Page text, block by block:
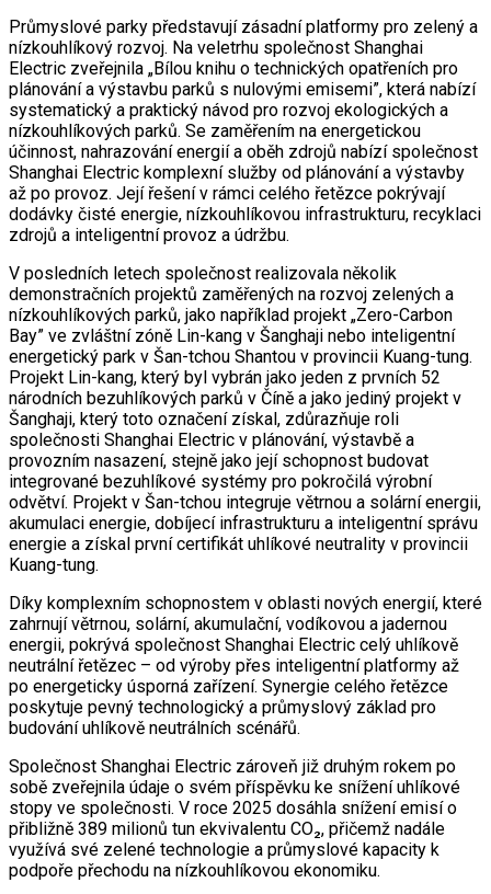
Průmyslové parky představují zásadní platformy pro zelený a
nízkouhlíkový rozvoj. Na veletrhu společnost Shanghai
Electric zveřejnila „Bílou knihu o technických opatřeních pro
plánování a výstavbu parků s nulovými emisemi”, která nabízí
systematický a praktický návod pro rozvoj ekologických a
nízkouhlíkových parků. Se zaměřením na energetickou
účinnost, nahrazování energií a oběh zdrojů nabízí společnost
Shanghai Electric komplexní služby od plánování a výstavby
až po provoz. Její řešení v rámci celého řetězce pokrývají
dodávky čisté energie, nízkouhlíkovou infrastrukturu, recyklaci
zdrojů a inteligentní provoz a údržbu.
V posledních letech společnost realizovala několik
demonstračních projektů zaměřených na rozvoj zelených a
nízkouhlíkových parků, jako například projekt „Zero-Carbon
Bay” ve zvláštní zóně Lin-kang v Šanghaji nebo inteligentní
energetický park v Šan-tchou Shantou v provincii Kuang-tung.
Projekt Lin-kang, který byl vybrán jako jeden z prvních 52
národních bezuhlíkových parků v Číně a jako jediný projekt v
Šanghaji, který toto označení získal, zdůrazňuje roli
společnosti Shanghai Electric v plánování, výstavbě a
provozním nasazení, stejně jako její schopnost budovat
integrované bezuhlíkové systémy pro pokročilá výrobní
odvětví. Projekt v Šan-tchou integruje větrnou a solární energii,
akumulaci energie, dobíjecí infrastrukturu a inteligentní správu
energie a získal první certifikát uhlíkové neutrality v provincii
Kuang-tung.
Díky komplexním schopnostem v oblasti nových energií, které
zahrnují větrnou, solární, akumulační, vodíkovou a jadernou
energii, pokrývá společnost Shanghai Electric celý uhlíkově
neutrální řetězec – od výroby přes inteligentní platformy až
po energeticky úsporná zařízení. Synergie celého řetězce
poskytuje pevný technologický a průmyslový základ pro
budování uhlíkově neutrálních scénářů.
Společnost Shanghai Electric zároveň již druhým rokem po
sobě zveřejnila údaje o svém příspěvku ke snížení uhlíkové
stopy ve společnosti. V roce 2025 dosáhla snížení emisí o
přibližně 389 milionů tun ekvivalentu CO₂, přičemž nadále
využívá své zelené technologie a průmyslové kapacity k
podpoře přechodu na nízkouhlíkovou ekonomiku.